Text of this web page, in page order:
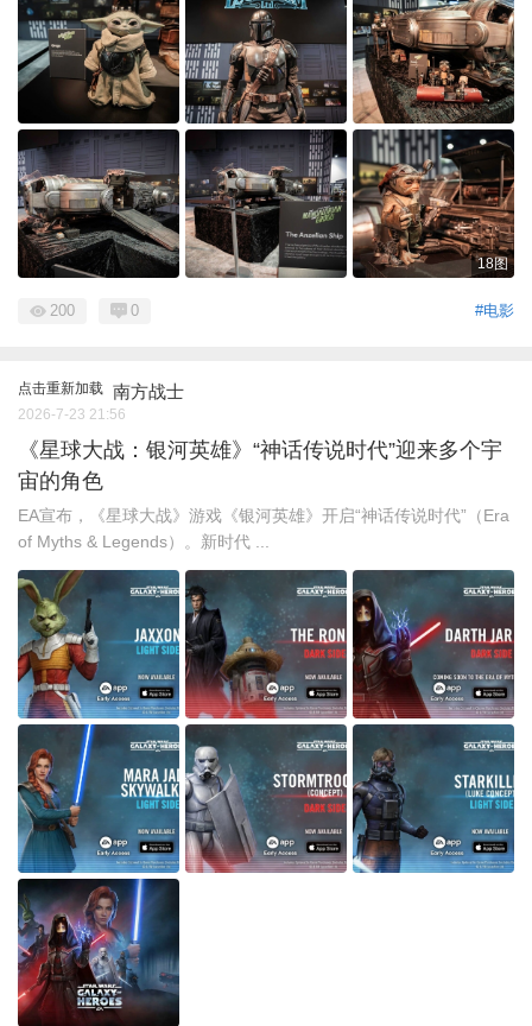
18图
#电影
200 0
点击重新加载 南方战士
2026-7-23 21:56
《星球大战：银河英雄》“神话传说时代”迎来多个宇
宙的角色
EA宣布，《星球大战》游戏《银河英雄》开启“神话传说时代”（Era
of Myths & Legends）。新时代 ...